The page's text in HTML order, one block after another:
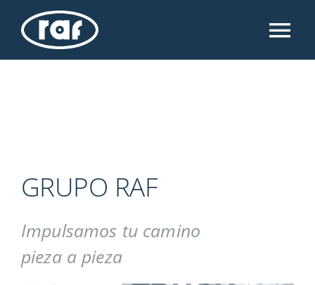
content
TRABAJA CON NOSOTROS
GRUPO RAF
Impulsamos tu camino
pieza a pieza